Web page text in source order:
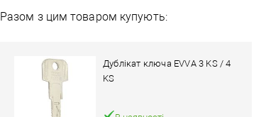
Разом з цим товаром купують:
Дублікат ключа EVVA 3 KS / 4
KS